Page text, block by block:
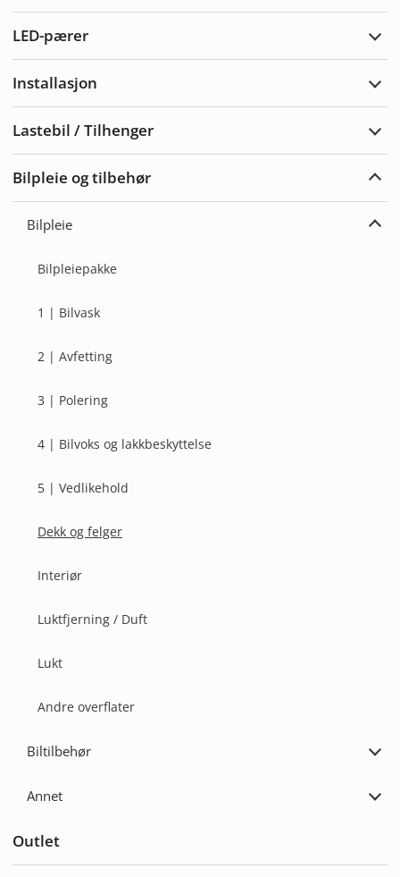
LED-pærer
Utvid
Installasjon
Utvid
Lastebil / Tilhenger
Utvid
Bilpleie og tilbehør
Utvid
Bilpleie
Utvid
Bilpleiepakke
1 | Bilvask
2 | Avfetting
3 | Polering
4 | Bilvoks og lakkbeskyttelse
5 | Vedlikehold
Dekk og felger
Interiør
Luktfjerning / Duft
Lukt
Andre overflater
Biltilbehør
Utvid
Annet
Utvid
Outlet